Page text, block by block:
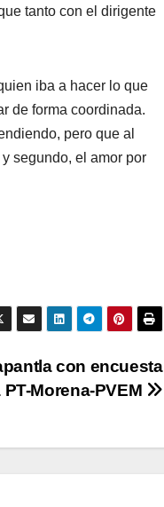
tanto con el dirigente
iba a hacer lo que
de forma coordinada.
pero que al
segundo, el amor por
con encuesta
Morena-PVEM